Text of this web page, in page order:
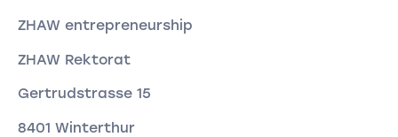
ZHAW entrepreneurship
ZHAW Rektorat
Gertrudstrasse 15
8401 Winterthur